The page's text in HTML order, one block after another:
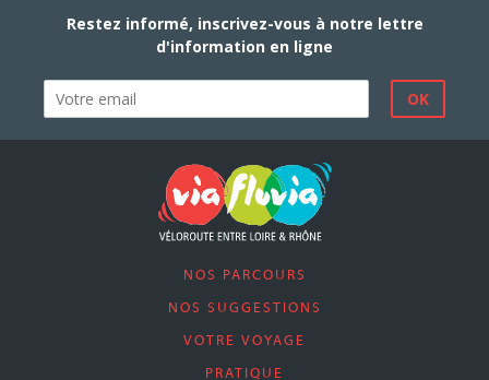
Restez informé, inscrivez-vous à notre lettre
d'information en ligne
NOS PARCOURS
NOS SUGGESTIONS
VOTRE VOYAGE
PRATIQUE